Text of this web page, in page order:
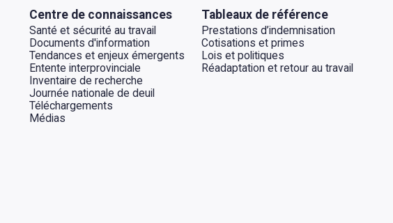
Centre de connaissances
Santé et sécurité au travail
Documents d'information
Tendances et enjeux émergents
Entente interprovinciale
Inventaire de recherche
Journée nationale de deuil
Téléchargements
Médias
Tableaux de référence
Prestations d’indemnisation
Cotisations et primes
Lois et politiques
Réadaptation et retour au travail